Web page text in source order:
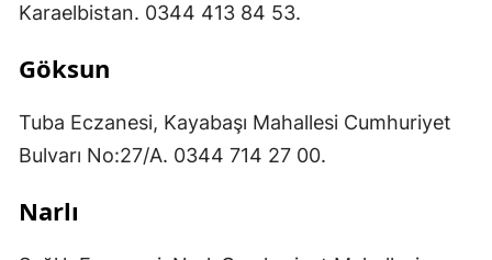
Karaelbistan. 0344 413 84 53.
Göksun
Tuba Eczanesi, Kayabaşı Mahallesi Cumhuriyet
Bulvarı No:27/A. 0344 714 27 00.
Narlı